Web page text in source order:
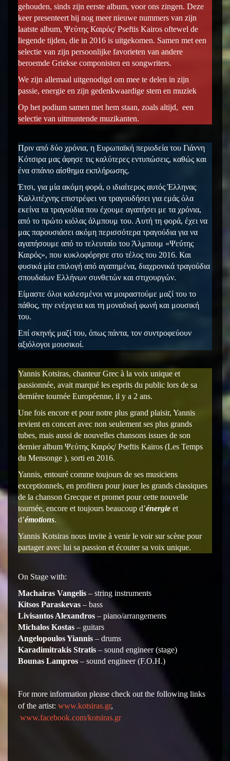
gehouden, sinds zijn eerste album, voor ons zingen. Deze
keer presenteert hij nog meer nieuwe nummers van zijn
laatste album, Ψεύτης Καιρός/ Pseftis Kairos oftewel de
liegende tijden, die in 2016 is uitgekomen. Samen met een
selectie van zijn persoonlijke favorieten van andere
beroemde Griekse componisten en songwriters.
We zijn allemaal uitgenodigd om mee te delen in zijn
passie, energie en zijn gedenkwaardige stem en muziek
Op het podium samen met hem staan, zoals altijd, een
selectie van uitmuntende muzikanten.
Πριν από δύο χρόνια, η Ευρωπαϊκή περιοδεία του Γιάννη
Κότσιρα μας άφησε τις καλύτερες εντυπώσεις, καθώς και
ένα σπάνιο αίσθημα εκπλήρωσης.
Έτσι, για μία ακόμη φορά, ο ιδιαίτερος αυτός Έλληνας
Καλλιτέχνης επιστρέφει να τραγουδήσει για εμάς όλα
εκείνα τα τραγούδια που έχουμε αγαπήσει με τα χρόνια,
από το πρώτο κιόλας άλμπουμ του. Αυτή τη φορά, έχει να
μας παρουσιάσει ακόμη περισσότερα τραγούδια για να
αγαπήσουμε από το τελευταίο του Άλμπουμ «Ψεύτης
Καιρός», που κυκλοφόρησε στο τέλος του 2016. Και
φυσικά μία επιλογή από αγαπημένα, διαχρονικά τραγούδια
σπουδαίων Ελλήνων συνθετών και στιχουργών.
Είμαστε όλοι καλεσμένοι να μοιραστούμε μαζί του το
πάθος, την ενέργεια και τη μοναδική φωνή και μουσική
του.
Επί σκηνής μαζί του, όπως πάντα, τον συντροφεύουν
αξιόλογοι μουσικοί.
Yannis Kotsiras, chanteur Grec à la voix unique et
passionnée, avait marqué les esprits du public lors de sa
dernière tournée Européenne, il y a 2 ans.
Une fois encore et pour notre plus grand plaisir, Yannis
revient en concert avec non seulement ses plus grands
tubes, mais aussi de nouvelles chansons issues de son
dernier album Ψεύτης Καιρός/ Pseftis Kairos (Les Temps
du Mensonge ), sorti en 2016.
Yannis, entouré comme toujours de ses musiciens
exceptionnels, en profitera pour jouer les grands classiques
de la chanson Grecque et promet pour cette nouvelle
tournée, encore et toujours beaucoup d’énergie et
d’émotions.
Yannis Kotsiras nous invite à venir le voir sur scène pour
partager avec lui sa passion et écouter sa voix unique.
On Stage with:
Machairas Vangelis – string instruments
Kitsos Paraskevas – bass
Livisantos Alexandros – piano/arrangements
Michalos Kostas – guitars
Angelopoulos Yiannis – drums
Karadimitrakis Stratis – sound engineer (stage)
Bounas Lampros – sound engineer (F.O.H.)
For more information please check out the following links
of the artist: www.kotsiras.gr,
www.facebook.com/kotsiras.gr